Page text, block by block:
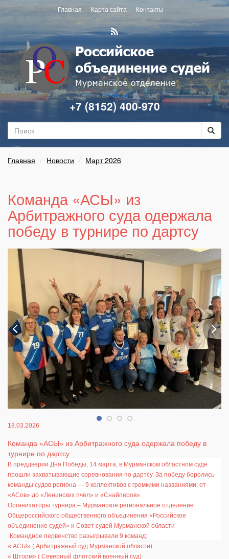
Главная Карта сайта Контакты
+7 (8152) 400-970
Главная Новости Март 2026
Команда «АСЫ» из
Арбитражного суда одержала
победу в турнире по дартсу
18.03.2026
Команда «АСЫ» из Арбитражного суда одержала победу в
турнире по дартсу
В преддверии Дня Победы, 14 марта, в Мурманском областном суде
прошли захватывающие соревнования по дартсу. За победу боролись
команды судов региона — 9 коллективов с громкими названиями: от
«АСов» до «Ленинских пчёл» и «Снайперов».
Организаторы турнира – Мурманское региональное отделение
Общероссийского общественного объединения «Российское
объединение судей» и Совет судей Мурманской области
Командное первенство разыгрывали 9 команд:
« АСЫ» ( Арбитражный суд Мурманской области)
« Шторм» ( Северный флотский военный суд)